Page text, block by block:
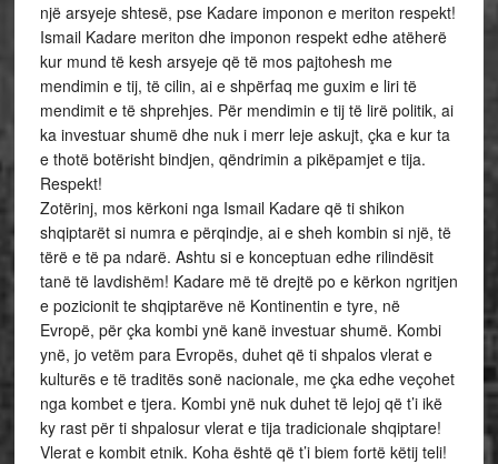
një arsyeje shtesë, pse Kadare imponon e meriton respekt!
Ismail Kadare meriton dhe imponon respekt edhe atëherë
kur mund të kesh arsyeje që të mos pajtohesh me
mendimin e tij, të cilin, ai e shpërfaq me guxim e liri të
mendimit e të shprehjes. Për mendimin e tij të lirë politik, ai
ka investuar shumë dhe nuk i merr leje askujt, çka e kur ta
e thotë botërisht bindjen, qëndrimin a pikëpamjet e tija.
Respekt!
Zotërinj, mos kërkoni nga Ismail Kadare që ti shikon
shqiptarët si numra e përqindje, ai e sheh kombin si një, të
tërë e të pa ndarë. Ashtu si e konceptuan edhe rilindësit
tanë të lavdishëm! Kadare më të drejtë po e kërkon ngritjen
e pozicionit te shqiptarëve në Kontinentin e tyre, në
Evropë, për çka kombi ynë kanë investuar shumë. Kombi
ynë, jo vetëm para Evropës, duhet që ti shpalos vlerat e
kulturës e të traditës sonë nacionale, me çka edhe veçohet
nga kombet e tjera. Kombi ynë nuk duhet të lejoj që t’i ikë
ky rast për ti shpalosur vlerat e tija tradicionale shqiptare!
Vlerat e kombit etnik. Koha është që t’i biem fortë këtij teli!